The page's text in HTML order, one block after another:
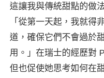
這讓我與傳統甜點的做
「從第一天起，我就得
道，確保它們不會過於
用。」在瑞士的經歷對
但也促使她思考如何在